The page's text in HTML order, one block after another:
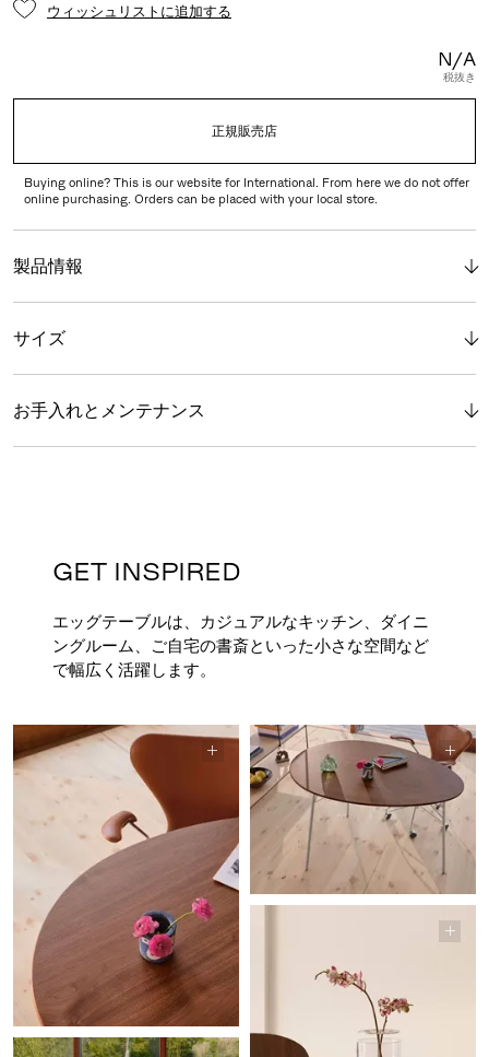
ウィッシュリストに追加する
N/A
税抜き
正規販売店
Buying online? This is our website for International. From here we do not offer
online purchasing. Orders can be placed with your local store.
製品情報
サイズ
お手入れとメンテナンス
GET INSPIRED
エッグテーブルは、カジュアルなキッチン、ダイニ
ングルーム、ご自宅の書斎といった小さな空間など
で幅広く活躍します。